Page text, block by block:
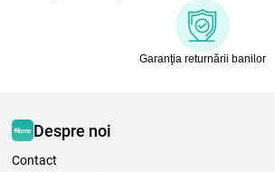
Garanţia returnării banilor
Despre noi
Contact